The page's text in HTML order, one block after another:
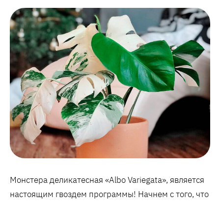
Монстера деликатесная «Albo Variegata», является
настоящим гвоздем программы! Начнем с того, что